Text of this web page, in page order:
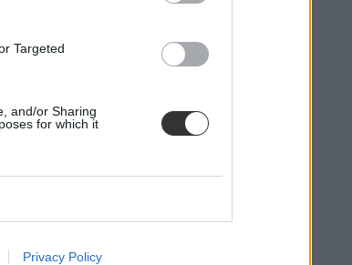
Targeted
and/or Sharing
for which it
Privacy Policy